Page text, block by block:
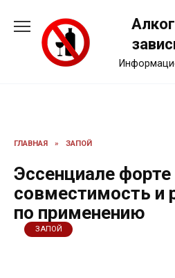
содержанию
ГЛАВНАЯ » ЗАПОЙ
Эссенциале форте
совместимость и
по применению
ЗАПОЙ